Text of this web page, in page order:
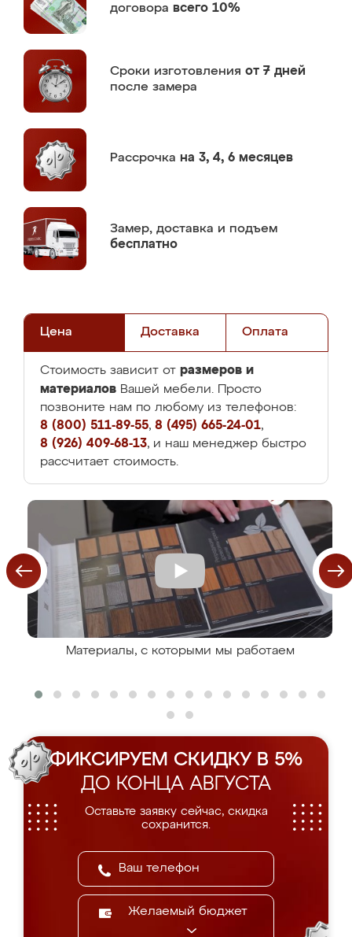
договора всего 10%
Сроки изготовления от 7 дней
после замера
Рассрочка на 3, 4, 6 месяцев
Замер, доставка и подъем
бесплатно
Цена Доставка Оплата
Стоимость зависит от размеров и
материалов Вашей мебели. Просто
позвоните нам по любому из телефонов:
8 (800) 511-89-55, 8 (495) 665-24-01,
8 (926) 409-68-13, и наш менеджер быстро
рассчитает стоимость.
Материалы, с которыми мы работаем
ФИКСИРУЕМ СКИДКУ В 5%
ДО КОНЦА АВГУСТА
Оставьте заявку сейчас, скидка
сохранится.
Желаемый бюджет